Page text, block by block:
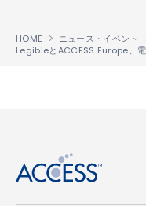
HOME ニュース・イベント